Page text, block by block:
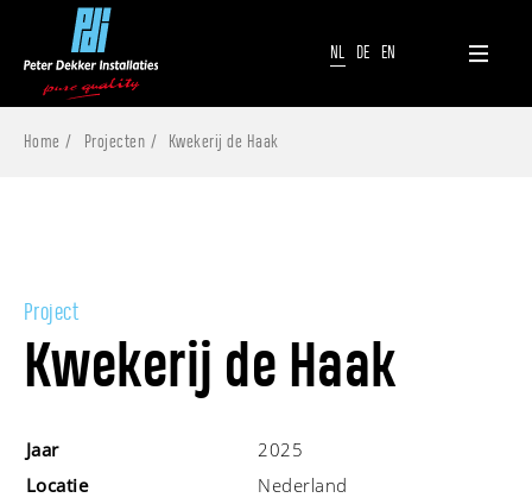
NL DE EN
Home Projecten Kwekerij de Haak
Project
Kwekerij de Haak
Jaar
2025
Locatie
Nederland